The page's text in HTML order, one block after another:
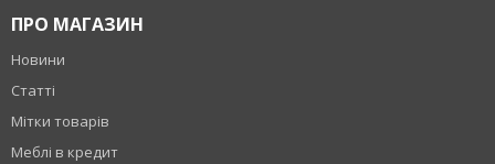
ПРО МАГАЗИН
Новини
Статті
Мітки товарів
Меблі в кредит